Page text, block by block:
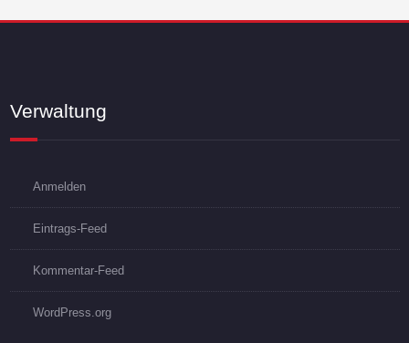
Verwaltung
Anmelden
Eintrags-Feed
Kommentar-Feed
WordPress.org